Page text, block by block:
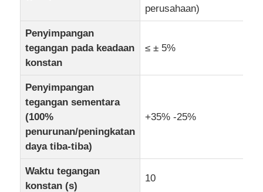
perusahaan)
Penyimpangan
tegangan pada keadaan
konstan
≤ ± 5%
Penyimpangan
tegangan sementara
(100%
penurunan/peningkatan
daya tiba-tiba)
+35% -25%
Waktu tegangan
konstan (s)
10